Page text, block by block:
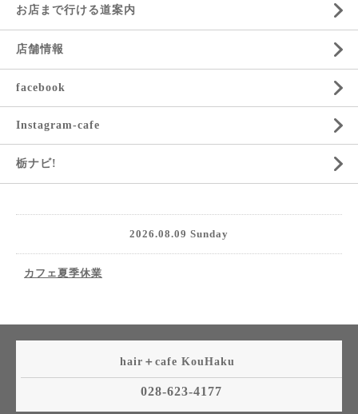
お店まで行ける道案内
店舗情報
facebook
Instagram-cafe
栃ナビ!
2026.08.09 Sunday
カフェ夏季休業
hair＋cafe KouHaku
028-623-4177